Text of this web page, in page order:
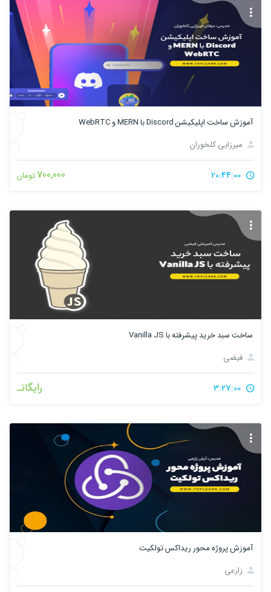
آموزش ساخت اپلیکیشن Discord با MERN و WebRTC
میرزایی کلخوران
700,000تومان
ساخت سبد خرید پیشرفته با Vanilla JS
فیضی
رایگانـ
آموزش پروژه محور ریداکس تولکیت
زارعی